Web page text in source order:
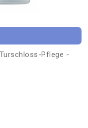
Pflege -